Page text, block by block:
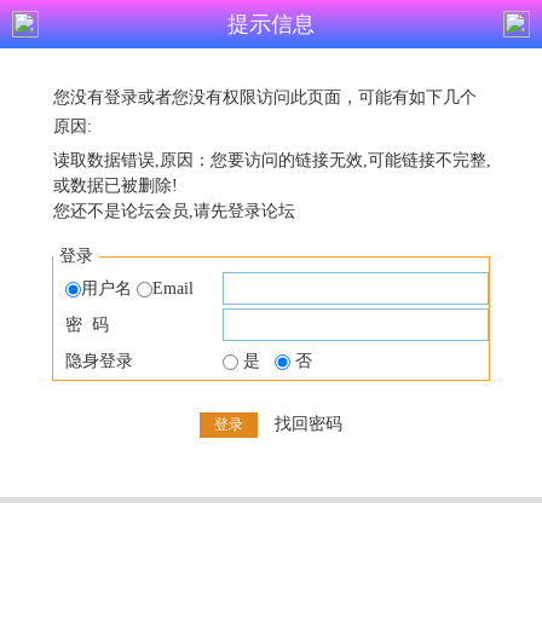
提示信息
您没有登录或者您没有权限访问此页面，可能有如下几个
原因:
读取数据错误,原因：您要访问的链接无效,可能链接不完整,
或数据已被删除!
您还不是论坛会员,请先登录论坛
登录
用户名
Email
密 码
隐身登录
是 否
找回密码